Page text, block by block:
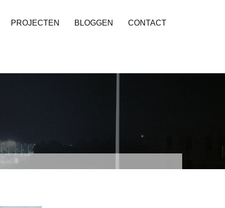
PROJECTEN BLOGGEN CONTACT